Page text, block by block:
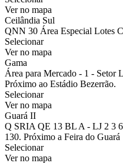
Ver no mapa
Ceilândia Sul
QNN 30 Área Especial Lotes
Selecionar
Ver no mapa
Gama
Área para Mercado - 1 - Setor
Próximo ao Estádio Bezerrão.
Selecionar
Ver no mapa
Guará II
Q SRIA QE 13 BL A - LJ 2 3
130. Próximo a Feira do Guará
Selecionar
Ver no mapa